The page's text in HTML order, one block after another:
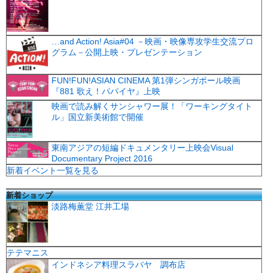
…and Action! Asia#04 －映画・映像専攻学生交流プロ
グラム－公開上映・プレゼンテーション
FUN!FUN!ASIAN CINEMA 第1弾シンガポール映画
『881 歌え！パパイヤ』上映
映画で読み解くサンシャワー展！「ワーキングタイト
ル」国立新美術館で開催
東南アジアの短編ドキュメンタリー上映会Visual
Documentary Project 2016
新着イベント一覧を見る
新着ショップ
淡路梅薫堂 江井工場
テテマニス
インドネシア料理スラバヤ 調布店